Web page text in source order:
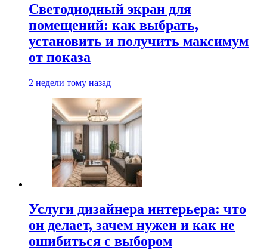
Светодиодный экран для
помещений: как выбрать,
установить и получить максимум
от показа
2 недели тому назад
Услуги дизайнера интерьера: что
он делает, зачем нужен и как не
ошибиться с выбором